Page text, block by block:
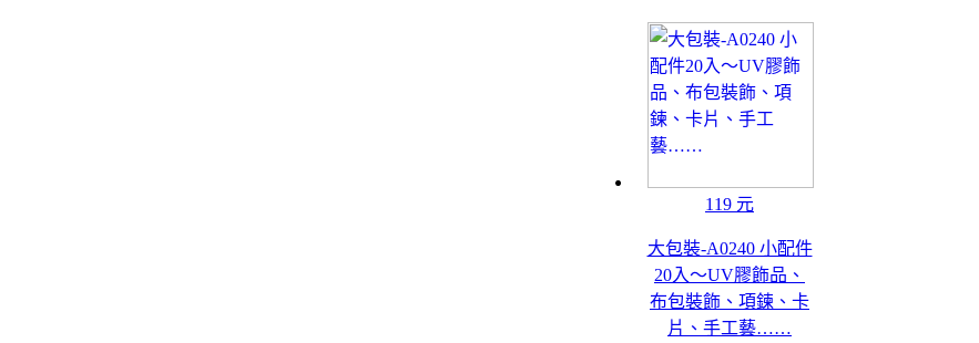
119 元
大包裝-A0240 小配件
20入～UV膠飾品、
布包裝飾、項鍊、卡
片、手工藝……